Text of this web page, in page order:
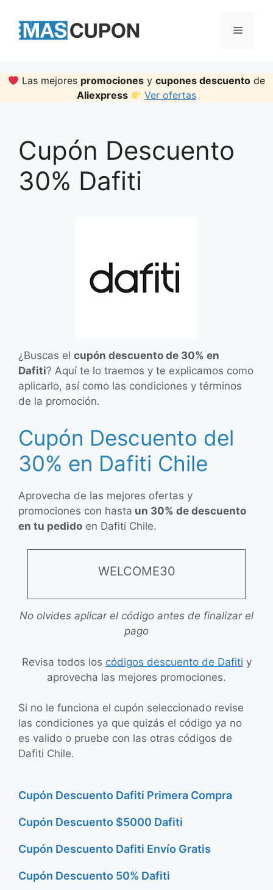
content
Menu
Las mejores promociones ycupones descuento de
Aliexpress
Ver ofertas
Cupón Descuento
30% Dafiti
¿Buscas el cupón descuento de 30% en
Dafiti? Aquí te lo traemos y te explicamos como
aplicarlo, así como las condiciones y términos
de la promoción.
Cupón Descuento del
30% en Dafiti Chile
Aprovecha de las mejores ofertas y
promociones con hasta un 30% de descuento
en tu pedido en Dafiti Chile.
WELCOME30
No olvides aplicar el código antes de finalizar el
pago
Revisa todos los códigos descuento de Dafiti y
aprovecha las mejores promociones.
Si no le funciona el cupón seleccionado revise
las condiciones ya que quizás el código ya no
es valido o pruebe con las otras códigos de
Dafiti Chile.
Cupón Descuento Dafiti Primera Compra
Cupón Descuento $5000 Dafiti
Cupón Descuento Dafiti Envío Gratis
Cupón Descuento 50% Dafiti